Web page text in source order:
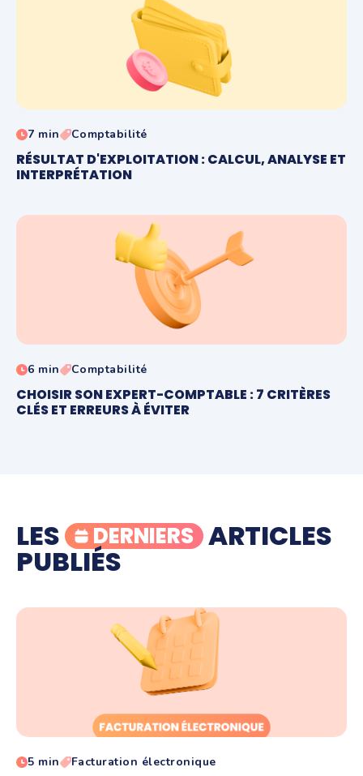
7 min Comptabilité
RÉSULTAT D'EXPLOITATION : CALCUL, ANALYSE ET
INTERPRÉTATION
6 min Comptabilité
CHOISIR SON EXPERT-COMPTABLE : 7 CRITÈRES
CLÉS ET ERREURS À ÉVITER
LES DERNIERS ARTICLES
PUBLIÉS
5 min Facturation électronique